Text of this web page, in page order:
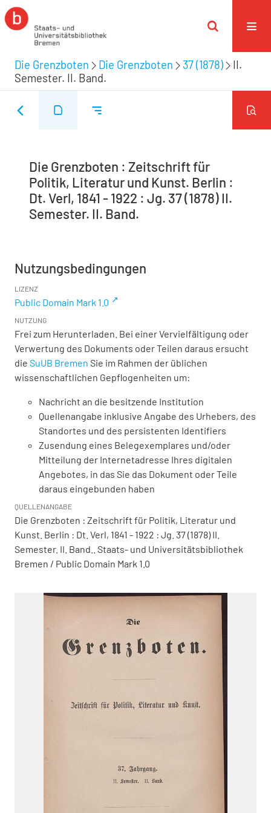
Die Grenzboten Die Grenzboten 37 (1878)
II.
Semester. II. Band.
Die Grenzboten : Zeitschrift für
Politik, Literatur und Kunst. Berlin :
Dt. Verl, 1841 - 1922 : Jg. 37 (1878) II.
Semester. II. Band.
Nutzungsbedingungen
LIZENZ
Public Domain Mark 1.0
NUTZUNG
Frei zum Herunterladen. Bei einer Vervielfältigung oder
Verwertung des Dokuments oder Teilen daraus ersucht
die SuUB Bremen Sie im Rahmen der üblichen
wissenschaftlichen Gepflogenheiten um:
Nachricht an die besitzende Institution
Quellenangabe inklusive Angabe des Urhebers, des
Standortes und des persistenten Identifiers
Zusendung eines Belegexemplares und/oder
Mitteilung der Internetadresse Ihres digitalen
Angebotes, in das Sie das Dokument oder Teile
daraus eingebunden haben
QUELLENANGABE
Die Grenzboten : Zeitschrift für Politik, Literatur und
Kunst. Berlin : Dt. Verl, 1841 - 1922 : Jg. 37 (1878) II.
Semester. II. Band.. Staats- und Universitätsbibliothek
Bremen / Public Domain Mark 1.0